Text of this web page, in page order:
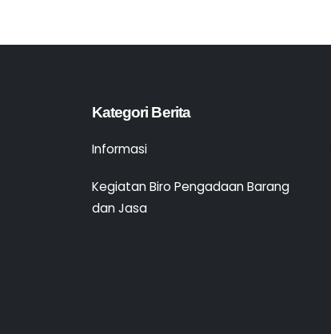
Kategori Berita
Informasi
Kegiatan Biro Pengadaan Barang
dan Jasa